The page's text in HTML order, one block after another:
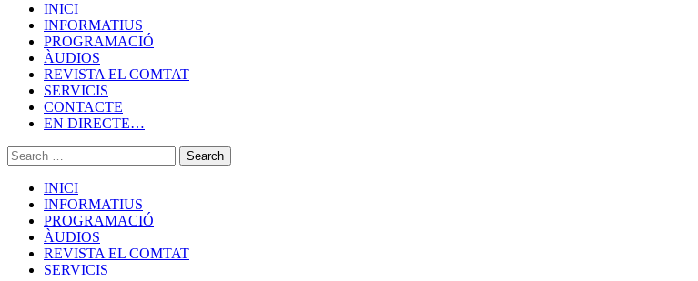
INICI
INFORMATIUS
PROGRAMACIÓ
ÀUDIOS
REVISTA EL COMTAT
SERVICIS
CONTACTE
EN DIRECTE…
INICI
INFORMATIUS
PROGRAMACIÓ
ÀUDIOS
REVISTA EL COMTAT
SERVICIS